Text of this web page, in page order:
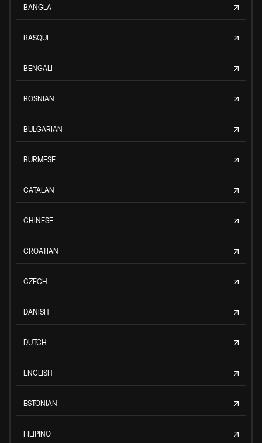
BANGLA
BASQUE
BENGALI
BOSNIAN
BULGARIAN
BURMESE
CATALAN
CHINESE
CROATIAN
CZECH
DANISH
DUTCH
ENGLISH
ESTONIAN
FILIPINO